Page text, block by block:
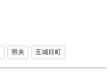
県央 五城目町